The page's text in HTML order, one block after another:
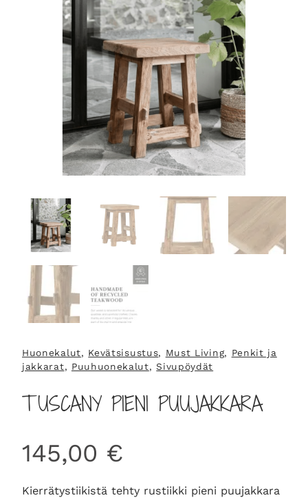
Huonekalut, Kevätsisustus, Must Living, Penkit ja
jakkarat, Puuhuonekalut, Sivupöydät
TUSCANY PIENI PUUJAKKARA
145,00 €
Kierrätystiikistä tehty rustiikki pieni puujakkara